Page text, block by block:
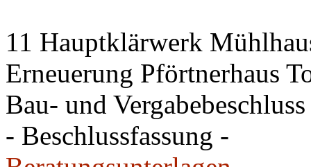
11 Hauptklärwerk
Erneuerung Pförtnerhaus
Bau- und Vergabebeschluss
- Beschlussfassung -